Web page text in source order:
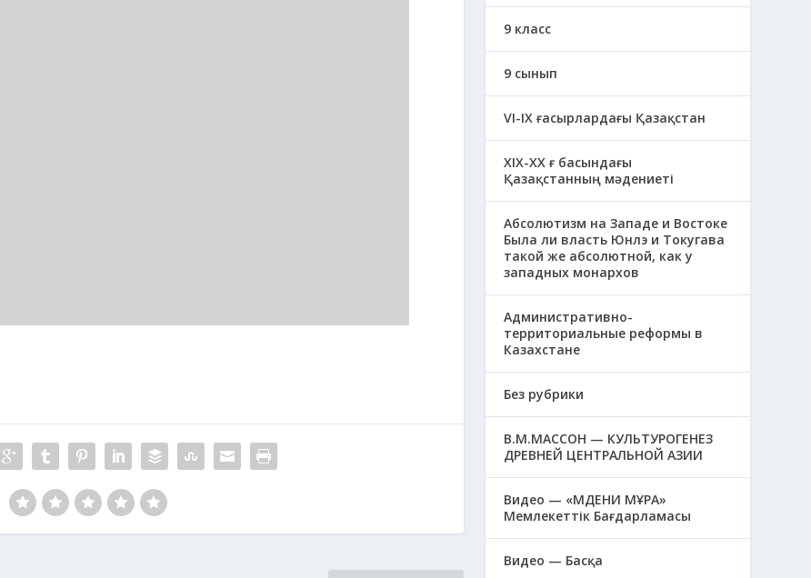
9 класс
9 сынып
VI-IX ғасырлардағы Қазақстан
XIХ-XX ғ басындағы
Қазақстанның мәдениеті
Абсолютизм на Западе и Востоке
Была ли власть Юнлэ и Токугава
такой же абсолютной, как у
западных монархов
Административно-
территориальные реформы в
Казахстане
Без рубрики
В.М.МАССОН — КУЛЬТУРОГЕНЕЗ
ДРЕВНЕЙ ЦЕНТРАЛЬНОЙ АЗИИ
Видео — «МӘДЕНИ МҰРА»
Мемлекеттік Бағдарламасы
Видео — Басқа